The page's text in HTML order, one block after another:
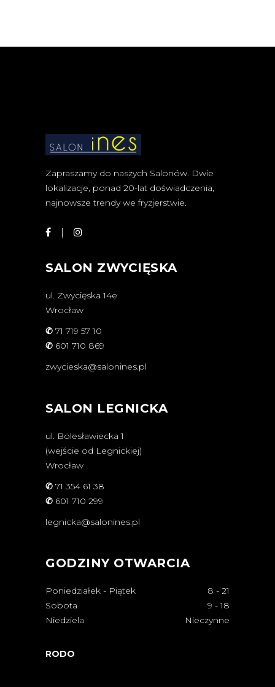
Zapraszamy do naszych Salonów. Dwie
lokalizacje, ponad 20-lat doświadczenia,
najnowsze trendy we fryzjerstwie.
SALON ZWYCIĘSKA
ul. Zwycięska 14e
Wrocław
✆ 71 719 57 10
✆ 601 710 869
zwycieska@salonines.pl
SALON LEGNICKA
ul. Bolesławiecka 1
(wejście od Legnickiej)
Wrocław
✆ 71 354 61 38
✆ 601 710 299
legnicka@salonines.pl
GODZINY OTWARCIA
Poniedziałek - Piątek 8 - 21
Sobota
9 - 18
Niedziela
Nieczynne
RODO